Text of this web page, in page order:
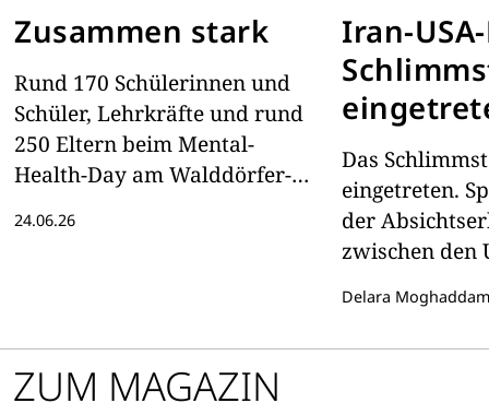
Zusammen stark
Rund 170 Schülerinnen und
Schüler, Lehrkräfte und rund
250 Eltern beim Mental-
Health-Day am Walddörfer-
24.06.26
Iran-
Das
eingetreten.
der
zwischen den
einen
erloschen.
Delara Moghaddam
ZUM MAGAZIN